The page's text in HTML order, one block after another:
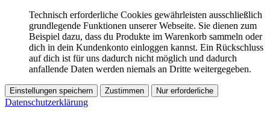
Technisch erforderliche Cookies gewährleisten ausschließlich
grundlegende Funktionen unserer Webseite. Sie dienen zum
Beispiel dazu, dass du Produkte im Warenkorb sammeln oder
dich in dein Kundenkonto einloggen kannst. Ein Rückschluss
auf dich ist für uns dadurch nicht möglich und dadurch
anfallende Daten werden niemals an Dritte weitergegeben.
Einstellungen speichern Zustimmen Nur erforderliche
Datenschutzerklärung